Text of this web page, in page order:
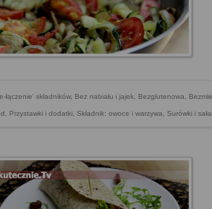
łączenie' składników, Bez nabiału i jajek, Bezglutenowa,
, Przystawki i dodatki, Składnik: owoce i warzywa, Surówki i